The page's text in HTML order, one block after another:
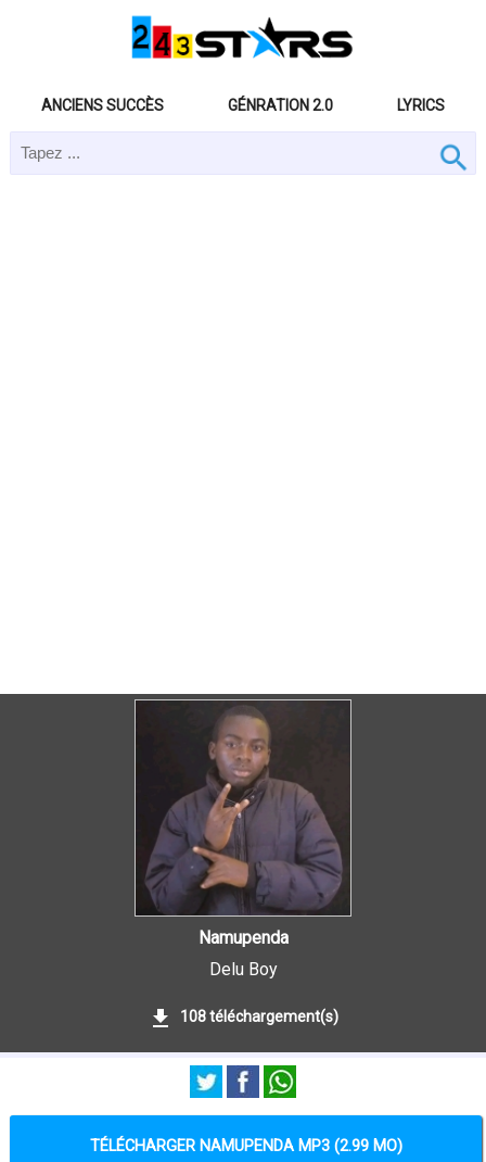
ANCIENS SUCCÈS GÉNRATION 2.0 LYRICS
Namupenda
Delu Boy
108 téléchargement(s)
TÉLÉCHARGER NAMUPENDA MP3 (2.99 MO)